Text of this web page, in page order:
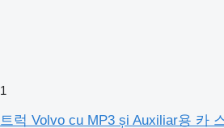
1
트럭 Volvo cu MP3 și Auxiliar용 카